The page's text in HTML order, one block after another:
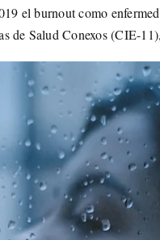
el burnout como
de Salud Conexos (CIE-